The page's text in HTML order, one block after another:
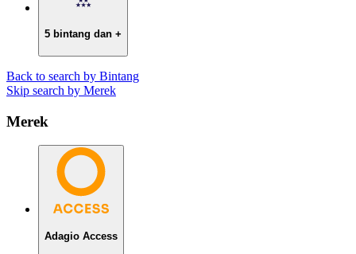
5 bintang dan +
Back to search by Bintang
Skip search by Merek
Merek
Adagio Access